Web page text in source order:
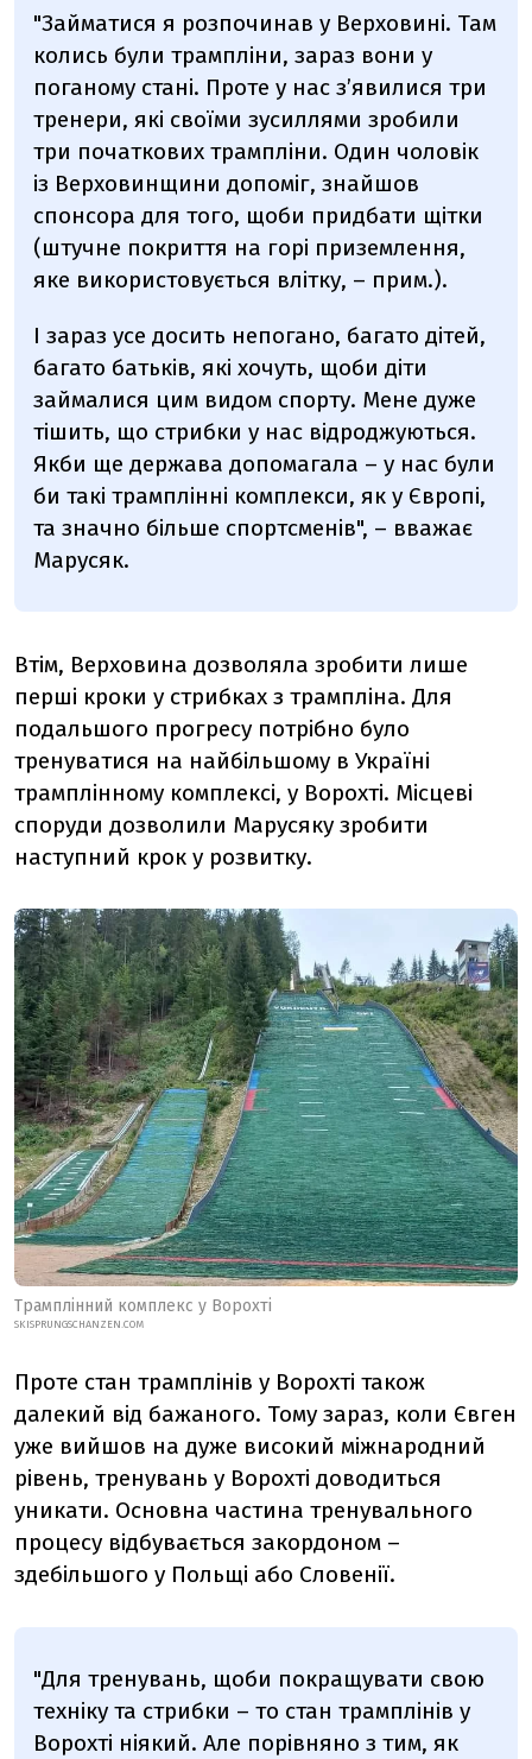
"Займатися я розпочинав у Верховині. Там
колись були трампліни, зараз вони у
поганому стані. Проте у нас з’явилися три
тренери, які своїми зусиллями зробили
три початкових трампліни. Один чоловік
із Верховинщини допоміг, знайшов
спонсора для того, щоби придбати щітки
(штучне покриття на горі приземлення,
яке використовується влітку, – прим.).
І зараз усе досить непогано, багато дітей,
багато батьків, які хочуть, щоби діти
займалися цим видом спорту. Мене дуже
тішить, що стрибки у нас відроджуються.
Якби ще держава допомагала – у нас були
би такі трамплінні комплекси, як у Європі,
та значно більше спортсменів", – вважає
Марусяк.
Втім, Верховина дозволяла зробити лише
перші кроки у стрибках з трампліна. Для
подальшого прогресу потрібно було
тренуватися на найбільшому в Україні
трамплінному комплексі, у Ворохті. Місцеві
споруди дозволили Марусяку зробити
наступний крок у розвитку.
Трамплінний комплекс у Ворохті
SKISPRUNGSCHANZEN.COM
Проте стан трамплінів у Ворохті також
далекий від бажаного. Тому зараз, коли Євген
уже вийшов на дуже високий міжнародний
рівень, тренувань у Ворохті доводиться
уникати. Основна частина тренувального
процесу відбувається закордоном –
здебільшого у Польщі або Словенії.
"Для тренувань, щоби покращувати свою
техніку та стрибки – то стан трамплінів у
Ворохті ніякий. Але порівняно з тим, як